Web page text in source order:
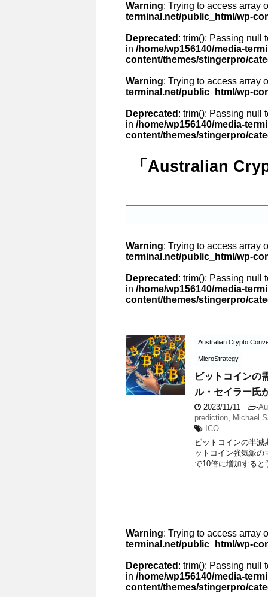
Warning: Trying to access array
terminal.net/public_html/wp-
Deprecated : trim(): Passing null
in /home/wp156140/media-
content/themes/stingerpro/
Warning: Trying to access array
terminal.net/public_html/wp-
Deprecated : trim(): Passing null
in /home/wp156140/media-
content/themes/stingerpro/
「Australian
Warning: Trying to access array
terminal.net/public_html/wp-
Deprecated : trim(): Passing null
in /home/wp156140/media-
content/themes/stingerpro/
Australian Crypto
MicroStrategy
ビットコインの
ル・セイラー氏
2023/11/11 -
prediction, Michael
ICO
ビットコインの半
ットコイン強気派
で10倍に増加する
Warning: Trying to access array
terminal.net/public_html/wp-
Deprecated : trim(): Passing null
in /home/wp156140/media-
content/themes/stingerpro/